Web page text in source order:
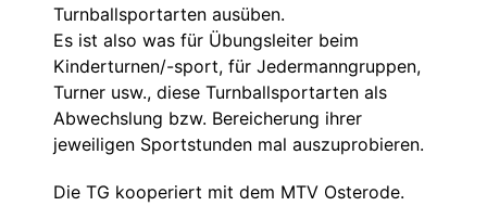
Turnballsportarten ausüben.
Es ist also was für Übungsleiter beim
Kinderturnen/-sport, für Jedermanngruppen,
Turner usw., diese Turnballsportarten als
Abwechslung bzw. Bereicherung ihrer
jeweiligen Sportstunden mal auszuprobieren.
Die TG kooperiert mit dem MTV Osterode.